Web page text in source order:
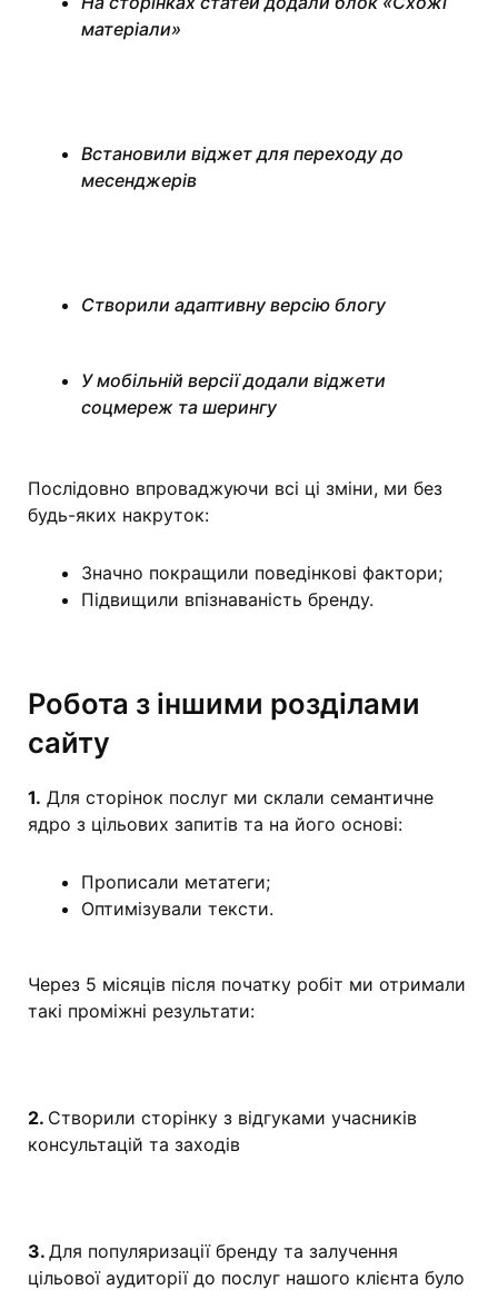
матеріали»
Встановили віджет для переходу до
месенджерів
Створили адаптивну версію блогу
У мобільній версії додали віджети
соцмереж та шерингу
Послідовно впроваджуючи всі ці зміни, ми без
будь-яких накруток:
Значно покращили поведінкові фактори;
Підвищили впізнаваність бренду.
Робота з іншими розділами
сайту
1. Для сторінок послуг ми склали семантичне
ядро з цільових запитів та на його основі:
Прописали метатеги;
Оптимізували тексти.
Через 5 місяців після початку робіт ми отримали
такі проміжні результати:
2. Створили сторінку з відгуками учасників
консультацій та заходів
3. Для популяризації бренду та залучення
цільової аудиторії до послуг нашого клієнта було